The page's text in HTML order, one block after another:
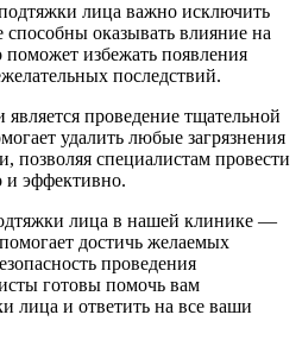
лица важно исключить
оказывать влияние на
избежать появления
последствий.
проведение тщательной
удалить любые загрязнения
позволяя специалистам провести
и эффективно.
лица в нашей клинике —
достичь желаемых
проведения
готовы помочь вам
лица и ответить на все ваши